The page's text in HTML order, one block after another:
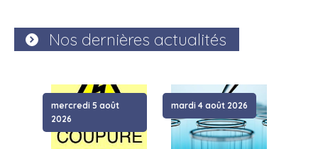
Nos dernières actualités
mercredi 5 août
2026
mardi 4 août 2026